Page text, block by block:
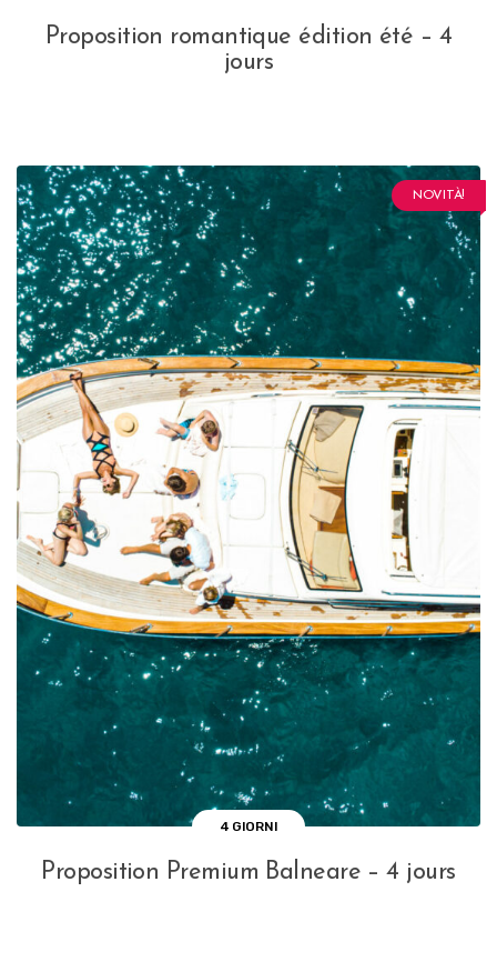
Proposition romantique édition été – 4
jours
NOVITÀ!
4 GIORNI
Proposition Premium Balneare – 4 jours